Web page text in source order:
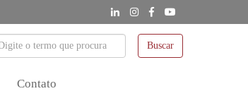
Buscar
Contato